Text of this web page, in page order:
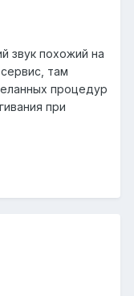
звук похожий на
там
процедур
при